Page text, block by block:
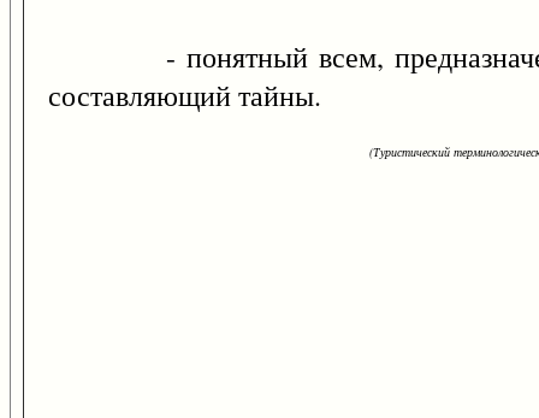
- понятный всем,
составляющий тайны.
(Туристический